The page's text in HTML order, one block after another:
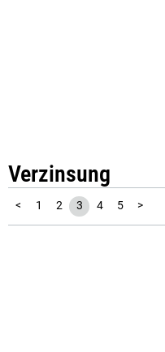
Verzinsung
< 1 2 3 4 5 >